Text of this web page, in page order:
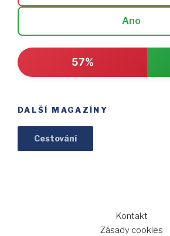
Ano
57%
DALŠÍ MAGAZÍNY
Cestování
Kontakt
Zásady cookies